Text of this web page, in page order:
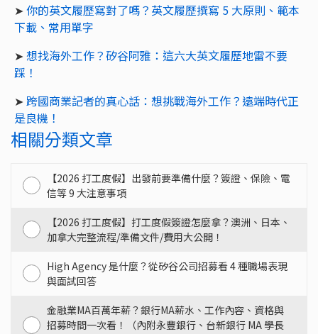
➤ 你的英文履歷寫對了嗎？英文履歷撰寫 5 大原則、範本
下載、常用單字
➤ 想找海外工作？矽谷阿雅：這六大英文履歷地雷不要
踩！
➤ 跨國商業記者的真心話：想挑戰海外工作？遠端時代正
是良機！
相關分類文章
【2026 打工度假】出發前要準備什麼？簽證、保險、電
信等 9 大注意事項
【2026 打工度假】打工度假簽證怎麼拿？澳洲、日本、
加拿大完整流程/準備文件/費用大公開！
High Agency 是什麼？從矽谷公司招募看 4 種職場表現
與面試回答
金融業MA百萬年薪？銀行MA薪水、工作內容、資格與
招募時間一次看！（內附永豐銀行、台新銀行 MA 學長